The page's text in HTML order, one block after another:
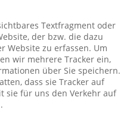
Textfragment oder
der bzw. die dazu
Website zu erfassen. Um
wir mehrere Tracker ein,
über Sie speichern.
dass sie Tracker auf
sie für uns den Verkehr auf